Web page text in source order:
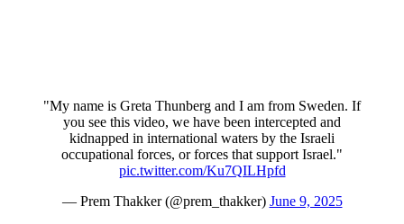
"My name is Greta Thunberg and I am from Sweden. If
you see this video, we have been intercepted and
kidnapped in international waters by the Israeli
occupational forces, or forces that support Israel."
pic.twitter.com/Ku7QILHpfd
— Prem Thakker (@prem_thakker) June 9, 2025